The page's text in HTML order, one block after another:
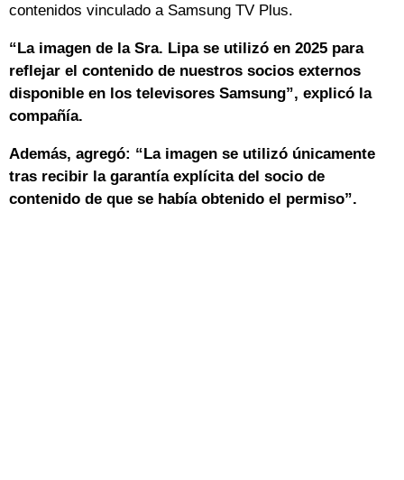
contenidos vinculado a Samsung TV Plus.
“La imagen de la Sra. Lipa se utilizó en 2025 para
reflejar el contenido de nuestros socios externos
disponible en los televisores Samsung”, explicó la
compañía.
Además, agregó: “La imagen se utilizó únicamente
tras recibir la garantía explícita del socio de
contenido de que se había obtenido el permiso”.